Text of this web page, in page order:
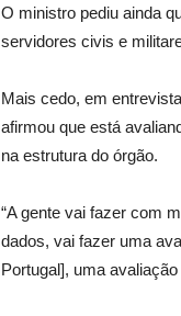
O ministro pediu ainda
servidores civis e
Mais cedo, em
afirmou que está
na estrutura do órgão.
“A gente vai fazer com
dados, vai fazer uma
Portugal], uma